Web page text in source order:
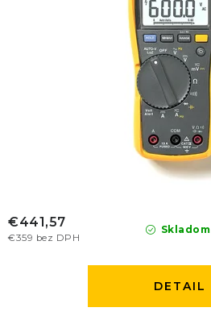
Skladom
€359 bez DPH
€441,57
DETAIL